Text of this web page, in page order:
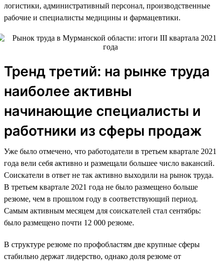
логистики, административный персонал, производственные
рабочие и специалисты медицины и фармацевтики.
Тренд третий: на рынке труда
наиболее активны
начинающие специалисты и
работники из сферы продаж
Уже было отмечено, что работодатели в третьем квартале 2021
года вели себя активно и размещали большее число вакансий.
Соискатели в ответ не так активно выходили на рынок труда.
В третьем квартале 2021 года не было размещено больше
резюме, чем в прошлом году в соответствующий период.
Самым активным месяцем для соискателей стал сентябрь:
было размещено почти 12 000 резюме.
В структуре резюме по профобластям две крупные сферы
стабильно держат лидерство, однако доля резюме от